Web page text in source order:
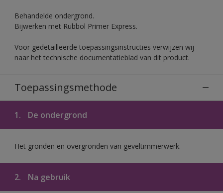
Behandelde ondergrond.
Bijwerken met Rubbol Primer Express.
Voor gedetailleerde toepassingsinstructies verwijzen wij
naar het technische documentatieblad van dit product.
Toepassingsmethode
1. De ondergrond
Het gronden en overgronden van geveltimmerwerk.
2. Na gebruik